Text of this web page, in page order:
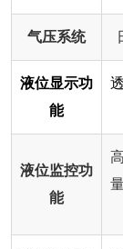
气压系统
液位显示功
能
液位监控功
能